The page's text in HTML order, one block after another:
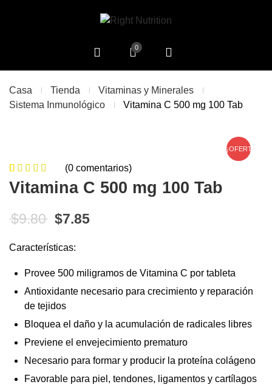
0
Casa Tienda
Vitaminas y Minerales
Sistema Inmunológico
Vitamina C 500 mg 100 Tab
¡OFERTA!
0 de
5
0
customer
ratings
(0 comentarios)
Vitamina C 500 mg 100 Tab
$9.80 El precio original era: $9.80.
$7.85El precio actual es: $7.85.
Características:
Provee 500 miligramos de Vitamina C por tableta
Antioxidante necesario para crecimiento y reparación
de tejidos
Bloquea el daño y la acumulación de radicales libres
Previene el envejecimiento prematuro
Necesario para formar y producir la proteína colágeno
Favorable para piel, tendones, ligamentos y cartílagos